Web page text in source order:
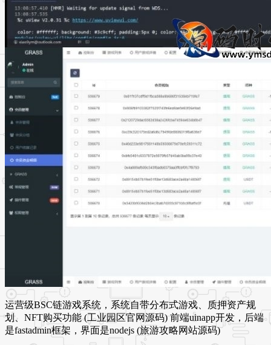
运营级BSC链游戏系统，系统自带分布式游戏、质押资产规
划、NFT购买功能 (工业园区官网源码) 前端uinapp开发，后端
是fastadmin框架，界面是nodejs (旅游攻略网站源码)